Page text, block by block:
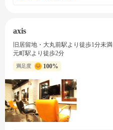
axis
旧居留地・大丸前駅より徒歩1分未満
元町駅より徒歩2分
満足度 100%